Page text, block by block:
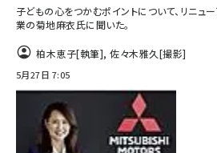
子どもの心をつかむポイントについて、リニュ
業の菊地麻衣氏に聞いた。
柏木恵子[執筆],佐々木雅久[撮影]
5月27日 7:05